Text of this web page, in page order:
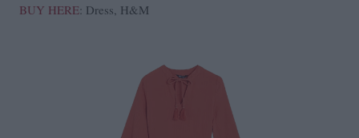
BUY HERE: Dress, H&M